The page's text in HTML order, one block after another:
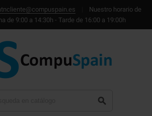
Nuestro horario de
de 9:00 a 14:30h - Tarde de 16:00 a 19:00h
